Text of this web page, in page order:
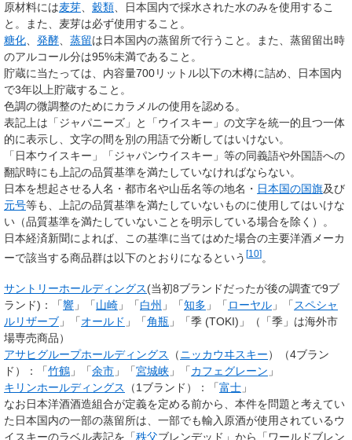
原材料には麦芽 穀類 、日本国内で採水された水のみを使用するこ
と。また、麦芽は必ず使用すること。
糖化
発酵 蒸留は日本国内の蒸留所で行うこと。また、蒸留留出時
のアルコール分は95%未満であること。
貯蔵に当たっては、内容量700リットル以下の木樽に詰め、日本国内
で3年以上貯蔵すること。
色調の微調整のためにカラメルの使用を認める。
表記上は「ジャパニーズ」と「ウイスキー」の文字を統一的且つ一体
的に表示し、文字の間を別の用語で分断してはいけない。
「日本ウイスキー」「ジャパンウイスキー」等の同義語や外国語への
翻訳時にも上記の品質基準を満たしていなければならない。
日本を想起させる人名・都市名や山岳名等の地名・ 日本国の国旗及び
元号等も、上記の品質基準を満たしていないものに使用してはいけな
い（品質基準を満たしていないことを明示している場合を除く）。
日本経済新聞によれば、この基準に当てはめた場合の主要洋酒メーカ
ーで該当する商品群は以下のとおりになるという [10]。
サントリーホールディングス(当初8ブランドだったが後の調査で9ブ
ランド)：「響 」「山崎 」「白州 」「知多 」「 ローヤル 」「スペシャ
ルリザーブ 」「オールド 」「角瓶 」「季 (TOKI)」（「季」は海外市
場専売商品）
アサヒグループホールディングス
（ニッカウヰスキー）（4ブラン
ド）：「竹鶴 」「余市 」「宮城峡 」「カフェグレーン 」
キリンホールディングス
（1ブランド）：「富士 」
なお日本洋酒酒造組合が定義を定める前から、本件を問題と考えてい
た日本国内の一部の蒸留所は、一部でも輸入原酒が使用されているウ
イスキーのラベル表記を「秩父ブレンデッド」から「ワールドブレン